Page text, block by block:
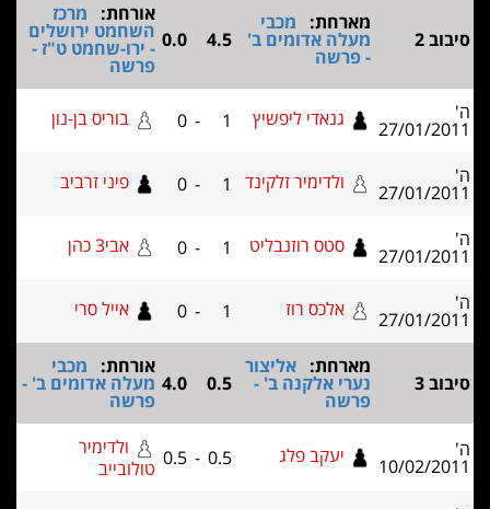
2
מארחת:מכבי
מעלה אדומים ב'
- פרשה
4.5
0.0
אורחת:מרכז
השחמט ירושלים
- ירו-שחמט ט"ז -
פרשה
27/01/ גנאדי ליפשיץ 1 בוריס בן-נון
27/01/ ולדימיר זלקינד 1 פיני זרביב
27/01/ סטס רוזנבליט 1 אבי3 כהן
27/01/ אלכס רוז אייל סרי
3
מארחת:אליצור
נערי אלקנה ב' -
פרשה
0.5
4.0
אורחת:מכבי
מעלה אדומים ב' -
פרשה
10/02/ יעקב פלג -
0.5
ולדימיר
טולובייב